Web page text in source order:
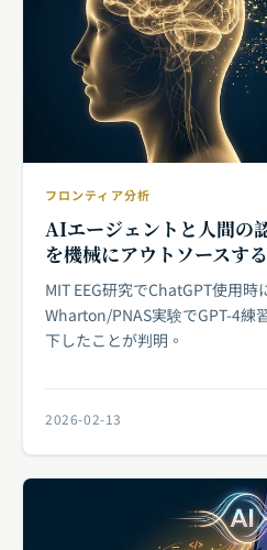
フロンティア分析
AIエージェントと人間の
を機械にアウトソースす
MIT EEG研究でChatGPT使用
Wharton/PNAS実験でGPT-4練
下したことが判明。
2026-02-13